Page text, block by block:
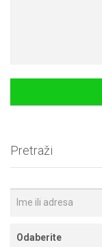
Pretraži
Odaberite